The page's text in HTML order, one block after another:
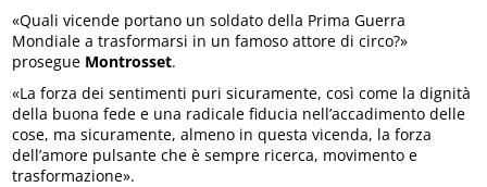
«Quali vicende portano un soldato della Prima Guerra
Mondiale a trasformarsi in un famoso attore di circo?»
prosegue Montrosset.
«La forza dei sentimenti puri sicuramente, così come la dignità
della buona fede e una radicale fiducia nell’accadimento delle
cose, ma sicuramente, almeno in questa vicenda, la forza
dell’amore pulsante che è sempre ricerca, movimento e
trasformazione».